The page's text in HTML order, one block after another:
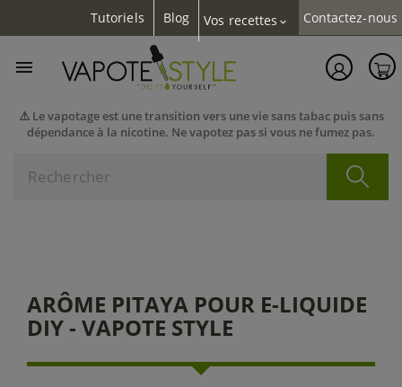
Tutoriels Blog Vos recettes expand_more Contactez-nous
⚠️ Le vapotage est une transition vers une vie sans tabac puis sans
dépendance à la nicotine. Ne vapotez pas si vous ne fumez pas.

ARÔME PITAYA POUR E-LIQUIDE
DIY - VAPOTE STYLE